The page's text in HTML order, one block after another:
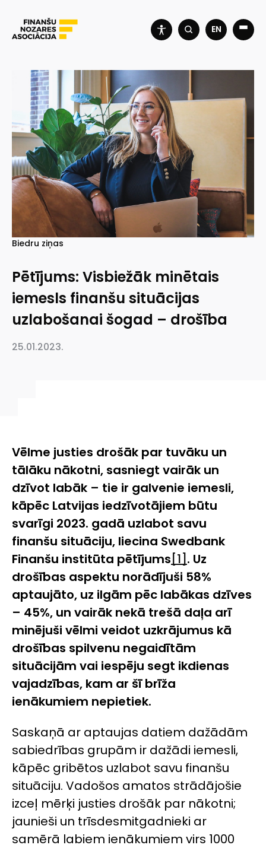
EN
Biedru ziņas
Pētījums: Visbiežāk minētais
iemesls finanšu situācijas
uzlabošanai šogad – drošība
25.01.2023.
Vēlme justies drošāk par tuvāku un
tālāku nākotni, sasniegt vairāk un
dzīvot labāk – tie ir galvenie iemesli,
kāpēc Latvijas iedzīvotājiem būtu
svarīgi 2023. gadā uzlabot savu
finanšu situāciju, liecina Swedbank
Finanšu institūta pētījums [1] . Uz
drošības aspektu norādījuši 58%
aptaujāto, uz ilgām pēc labākas dzīves
– 45%, un vairāk nekā trešā daļa arī
minējuši vēlmi veidot uzkrājumus kā
drošības spilvenu negaidītām
situācijām vai iespēju segt ikdienas
vajadzības, kam ar šī brīža
ienākumiem nepietiek.
Saskaņā ar aptaujas datiem dažādām
sabiedrības grupām ir dažādi iemesli,
kāpēc gribētos uzlabot savu finanšu
situāciju. Vadošos amatos strādājošie
izceļ mērķi justies drošāk par nākotni;
jaunieši un trīsdesmitgadnieki ar
samērā labiem ienākumiem virs 1000